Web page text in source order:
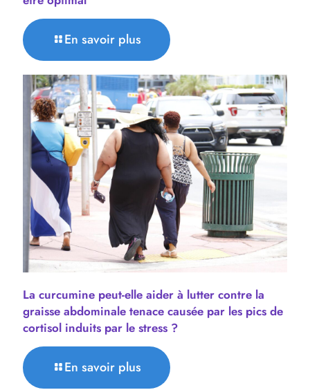
En savoir plus
La curcumine peut-elle aider à lutter contre la
graisse abdominale tenace causée par les pics de
cortisol induits par le stress ?
En savoir plus